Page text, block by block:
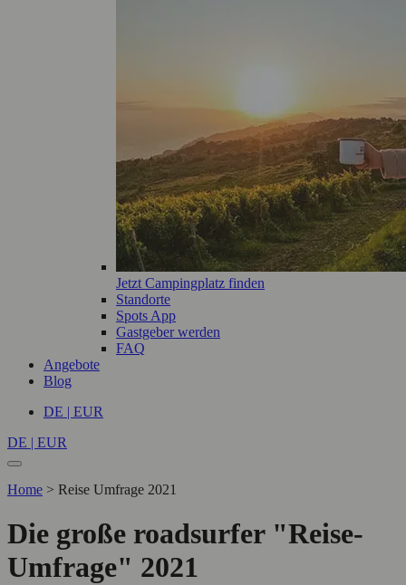
Jetzt Campingplatz finden
Standorte
Spots App
Gastgeber werden
FAQ
Angebote
Blog
DE | EUR
DE | EUR
Home > Reise Umfrage 2021
Die große roadsurfer "Reise-
Umfrage" 2021